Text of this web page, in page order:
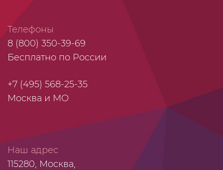
Телефоны
8 (800) 350-39-69
Бесплатно по России
+7 (495) 568-25-35
Москва и МО
Наш адрес
115280, Москва,